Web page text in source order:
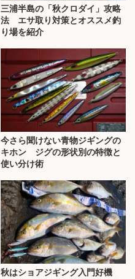
三浦半島の「秋クロダイ」攻略
法 エサ取り対策とオススメ釣
り場を紹介
今さら聞けない青物ジギングの
キホン ジグの形状別の特徴と
使い分け術
秋はショアジギング入門好機